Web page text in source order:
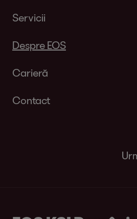
Servicii
Despre EOS
Carieră
Contact